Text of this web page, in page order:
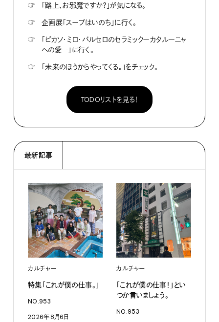
☞
「路上、お邪魔ですか？」が気になる。
☞
企画展「スープはいのち」に行く。
☞
「ピカソ・ミロ・バルセロのセラミックーカタルーニャ
への愛ー」に行く。
☞
「未来のほうからやってくる。」をチェック。
TODOリストを見る！
最新記事
カルチャー
特集「これが僕の仕事。」
NO.953
2026年8月6日
カルチャー
「これが僕の仕事！」とい
つか言いましょう。
NO.953